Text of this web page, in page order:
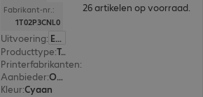
Fabrikant-nr.:
1T02P3CNL0
Uitvoering: Europa
Producttype: Toner
Printerfabrikanten:
Aanbieder:
Origineel
Kleur:Cyaan
26 artikelen op voorraad.